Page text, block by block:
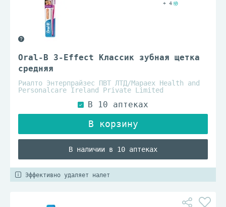
Oral-B 3-Effect Классик зубная щетка
средняя
Риалто Энтерпрайзес ПВТ ЛТД/Mapaex Health and
Personalcare Ireland Private Limited
В наличии в 10 аптеках
+ 4
Эффективно удаляет налет